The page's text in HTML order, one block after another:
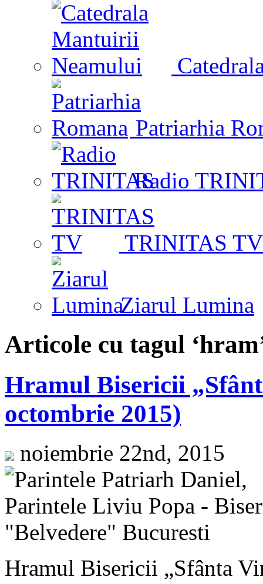
Patriarhia
Radio
TRINITAS TV
Ziarul Lumina
Articole cu tagul
Hramul Bisericii
octombrie 2015)
noiembrie 22nd, 2015
Hramul Bisericii „Sfânta